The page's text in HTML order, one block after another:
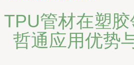
TPU管材在塑
哲通应用优势